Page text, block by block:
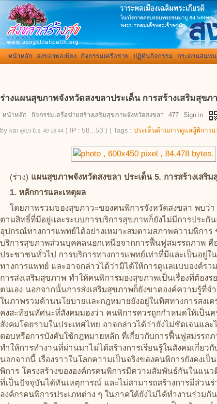
หน้าหลัก สงขลาพอเพียง กิจกรรมเครือข่าย ปฏิทินกิจกรรม กระดานสนท
ร่างแผนสุขภาพจังหวัดสงขลาประเด็น การสร้างเสริมสุข
หน้าหลัก กิจกรรมเครือข่ายสร้างเสริมสุขภาพจังหวัดสงขลา 477 Sign in
by kai @19 มิ.ย. 49 18:44 ( IP : 58...53 ) Tags : ประเด็นด้านการดูแลผู้พิการ
(ร่าง) แผนสุขภาพจังหวัดสงขลา ประเด็น 5. การสร้างเสริ
1. หลักการและเหตุผล
โดยภาพรวมของสุขภาวะของคนพิการจังหวัดสงขลา พบว่
ตามสิทธิ์ที่มีอยู่และระบบการบริการสุขภาพก็ยังไม่มีการประ
อุปกรณ์ทางการแพทย์ได้อย่างเหมาะสมตามสภาพความพิกา
บริการสุขภาพส่วนบุคคลนอกเหนือจากการฟื้นฟูสมรรถภาพ คื
ประชาชนทั่วไป การบริการทางการแพทย์เท่าที่มีและเป็นอ
ทางการแพทย์ และอาจกล่าวได้ว่ามิได้ให้การดูแลแบบองค์ร
การส่งเสริมสุขภาพ ทำให้คนพิการมองสุขภาพเป็นเรื่องที่ต้อ
ตนเอง นอกจากนั้นการส่งเสริมสุขภาพก็ยังขาดองค์ความรู้ที่
ในภาพรวมด้านนโยบายและกฎหมายยังอยู่ในทิศทางการสง
คงสะท้อนทัศนะที่สังคมมองว่า คนพิการควรถูกกำหนดให้เป็น
สังคมโดยรวมในประเทศไทย อาจกล่าวได้ว่ายังไม่ชัดเจนแ
ตอบหรือการบังคับใช้กฎหมายหลัก ที่เกี่ยวกับการฟื้นฟูสมรร
ทำให้การทำงานที่ผ่านมาไม่ได้สร้างการเรียนรู้ในสังคมเกี่ย
นอกจากนี้ เรื่องราวในโลกความเป็นจริงของคนพิการยังคงเ
พิการ โครงสร้างขององค์กรคนพิการมีความสัมพันธ์กันในแน
ที่เป็นปัจจุบันได้ทันเหตุการณ์ และไม่สามารถสร้างการมีส่วน
องค์กรคนพิการประเภทต่าง ๆ ในภาคใต้ยังไม่ได้ทำงานร่วม